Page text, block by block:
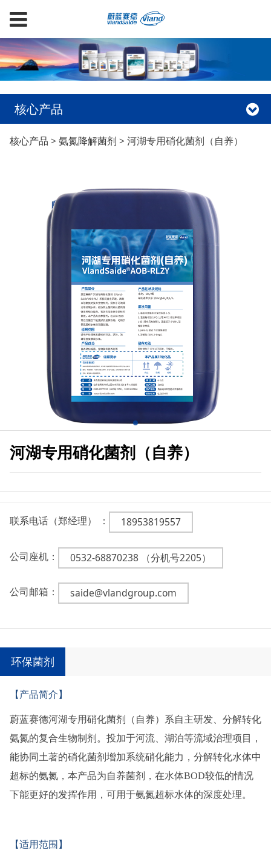
核心产品
河湖专用硝化菌剂（自
核心产品 >氨氮降解菌剂 >河湖专用硝化菌剂（自养）
河湖专用硝化菌剂（自养）
联系电话（郑经理） ： 18953819557
公司座机： 0532-68870238 （分机号2205）
公司邮箱： saide@vlandgroup.com
环保菌剂
【产品简介】
蔚蓝赛德河湖专用硝化菌剂（自养）系自主研发、分解转化
氨氮的复合生物制剂。投加于河流、湖泊等流域治理项目，
能协同土著的硝化菌剂增加系统硝化能力，分解转化水体中
超标的氨氮，本产品为自养菌剂，在水体BOD较低的情况
下能更好的发挥作用，可用于氨氮超标水体的深度处理。
【适用范围】